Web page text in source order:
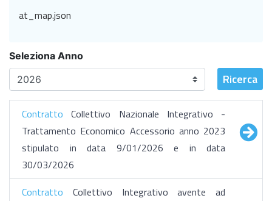
Seleziona Anno
Ricerca
Contratto Collettivo Nazionale Integrativo -
Trattamento Economico Accessorio anno 2023
stipulato in data 9/01/2026 e in data
30/03/2026
Contratto Collettivo Integrativo avente ad
at_map.json